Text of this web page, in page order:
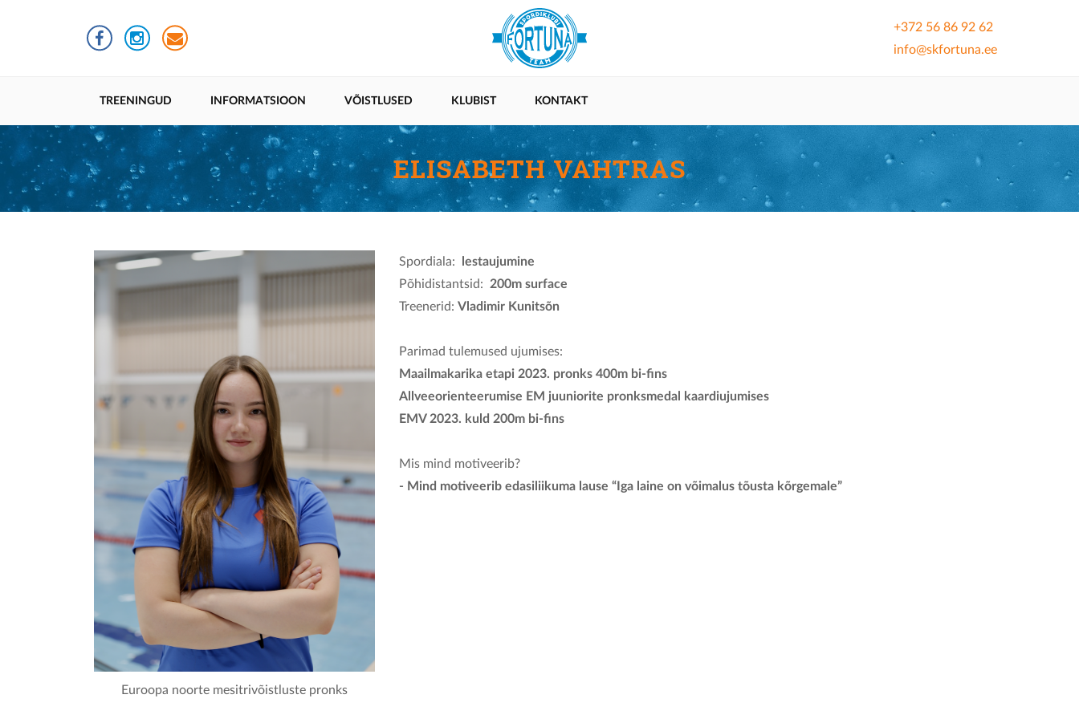
+372 56 86 92 62
info@skfortuna.ee
Põhinavigatsioon
TREENINGUD INFORMATSIOON VÕISTLUSED KLUBIST KONTAKT
ELISABETH VAHTRAS
Euroopa noorte mesitrivõistluste pronks
Spordiala:
lestaujumine
Põhidistantsid: 200m surface
Treenerid: Vladimir Kunitsõn
Parimad tulemused ujumises:
Maailmakarika etapi 2023. pronks 400m bi-fins
Allveeorienteerumise EM juuniorite pronksmedal kaardiujumises
EMV 2023. kuld 200m bi-fins
Mis mind motiveerib?
- Mind motiveerib edasiliikuma lause “Iga laine on võimalus tõusta kõrgemale”